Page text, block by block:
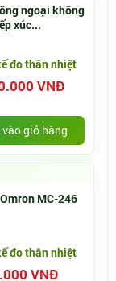
ngoại không
xúc...
đo thân nhiệt
VNĐ
vào giỏ hàng
MC-246
đo thân nhiệt
VNĐ